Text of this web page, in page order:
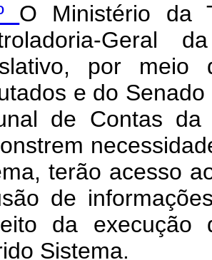
O Ministério da
por
e do
de Contas
terão acesso
de
da execução
Sistema.